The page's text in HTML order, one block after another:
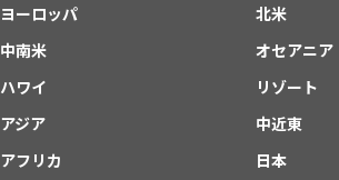
ヨーロッパ
北米
中南米
オセアニア
ハワイ
リゾート
アジア
中近東
アフリカ
日本